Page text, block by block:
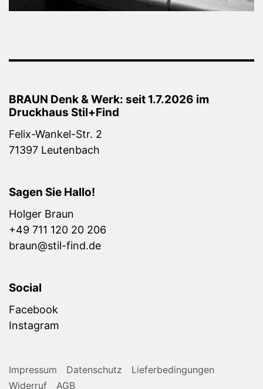
BRAUN Denk & Werk: seit 1.7.2026 im
Druckhaus Stil+Find
Felix-Wankel-Str. 2
71397 Leutenbach
Sagen Sie Hallo!
Holger Braun
+49 711 120 20 206
braun@stil-find.de
Social
Facebook
Instagram
Impressum Datenschutz
Lieferbedingungen
Widerruf
AGB